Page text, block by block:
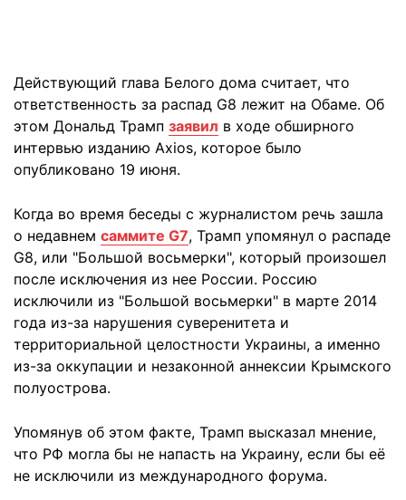
Действующий глава Белого дома считает, что
ответственность за распад G8 лежит на Обаме. Об
этом Дональд Трамп заявил в ходе обширного
интервью изданию Axios, которое было
опубликовано 19 июня.
Когда во время беседы с журналистом речь зашла
о недавнем саммите G7, Трамп упомянул о распаде
G8, или "Большой восьмерки", который произошел
после исключения из нее России. Россию
исключили из "Большой восьмерки" в марте 2014
года из-за нарушения суверенитета и
территориальной целостности Украины, а именно
из-за оккупации и незаконной аннексии Крымского
полуострова.
Упомянув об этом факте, Трамп высказал мнение,
что РФ могла бы не напасть на Украину, если бы её
не исключили из международного форума.